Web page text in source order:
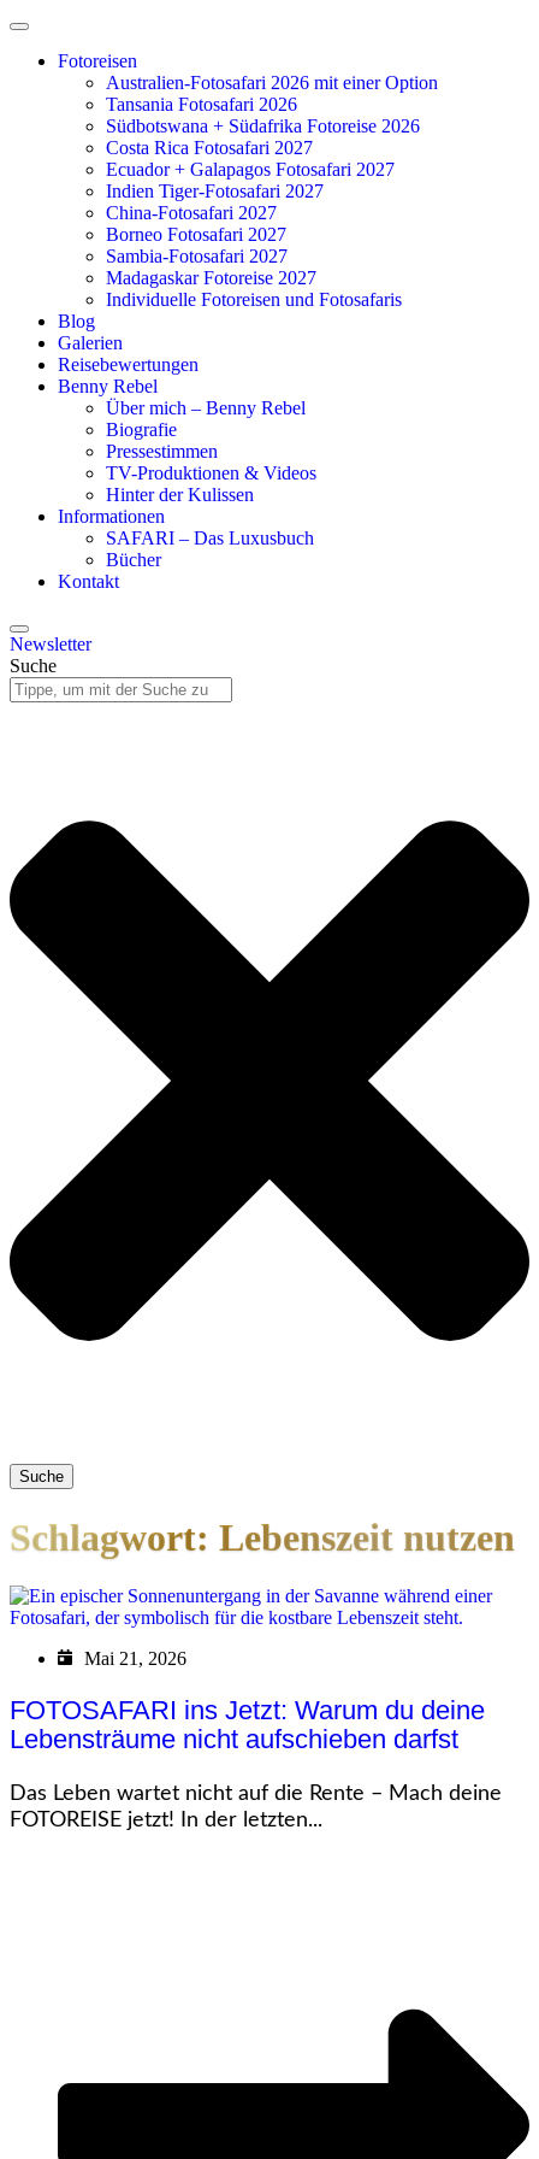
Zum
springenFotoreisen
Australien-Fotosafari 2026 mit einer Option
Tansania Fotosafari 2026
Südbotswana + Südafrika Fotoreise 2026
Costa Rica Fotosafari 2027
Ecuador + Galapagos Fotosafari 2027
Indien Tiger-Fotosafari 2027
China-Fotosafari 2027
Borneo Fotosafari 2027
Sambia-Fotosafari 2027
Madagaskar Fotoreise 2027
Individuelle Fotoreisen und Fotosafaris
Blog
Galerien
Reisebewertungen
Benny Rebel
Über mich – Benny Rebel
Biografie
Pressestimmen
TV-Produktionen & Videos
Hinter der Kulissen
Informationen
SAFARI – Das Luxusbuch
Bücher
Kontakt
Newsletter
Suche
Suche
Schlagwort: Lebenszeit nutzen
Mai 21, 2026
FOTOSAFARI ins Jetzt: Warum du deine
Lebensträume nicht aufschieben darfst
Das Leben wartet nicht auf die Rente – Mach deine
FOTOREISE jetzt! In der letzten...